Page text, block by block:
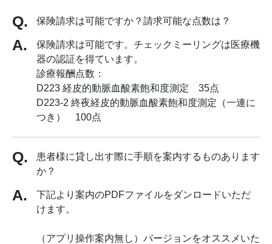
保険請求は可能ですか？請求可能な点数は？
保険請求は可能です。チェックミーリングは医療機
器の認証を得ています。
診療報酬点数：
D223 経皮的動脈血酸素飽和度測定 35点
D223-2 終夜経皮的動脈血酸素飽和度測定（一連に
つき） 100点
患者様に貸し出す際に手順を案内するものあります
か？
下記より案内のPDFファイルをダンロードいただ
けます。
（アプリ操作案内無し）バージョンをオススメいた